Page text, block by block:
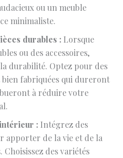
ou un meuble
minimaliste.
durables : Lorsque
ou des accessoires,
durabilité. Optez pour des
fabriquées qui dureront
à réduire votre
: Intégrez des
apporter de la vie et de la
Choisissez des variétés